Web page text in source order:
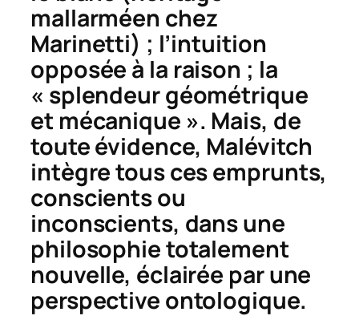
mallarméen chez
Marinetti) ; l’intuition
opposée à la raison ; la
« splendeur géométrique
et mécanique ». Mais, de
toute évidence, Malévitch
intègre tous ces emprunts,
conscients ou
inconscients, dans une
philosophie totalement
nouvelle, éclairée par une
perspective ontologique.